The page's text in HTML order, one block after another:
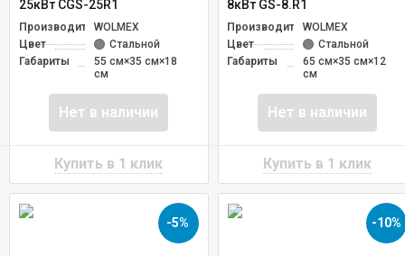
25кВт CGS-25R1
ПроизводительWOLMEX
Цвет
Стальной
Габариты
55 см×35 см×18
см
Нет в наличии
8кВт GS-8.R1
ПроизводительWOLMEX
Цвет
Стальной
Габариты
65 см×35 см×12
см
Нет в наличии
-5% -10%